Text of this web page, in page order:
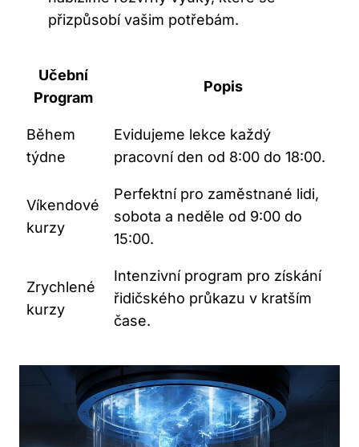
přizpůsobí vašim potřebám.
Učební
Program
Popis
Během
týdne
Evidujeme lekce každý
pracovní den od 8:00 do 18:00.
Víkendové
kurzy
Perfektní pro zaměstnané lidi,
sobota a neděle od 9:00 do
15:00.
Zrychlené
kurzy
Intenzivní program pro získání
řidičského průkazu v kratším
čase.